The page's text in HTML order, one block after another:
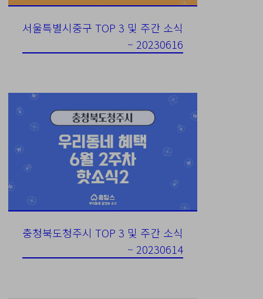
서울특별시중구 TOP 3 및 주간 소식
– 20230616
충청북도청주시 TOP 3 및 주간 소식
– 20230614